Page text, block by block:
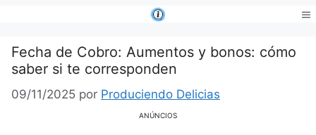
contenido
Fecha de Cobro: Aumentos y bonos: cómo
saber si te corresponden
09/11/2025 por Produciendo Delicias
ANÚNCIOS